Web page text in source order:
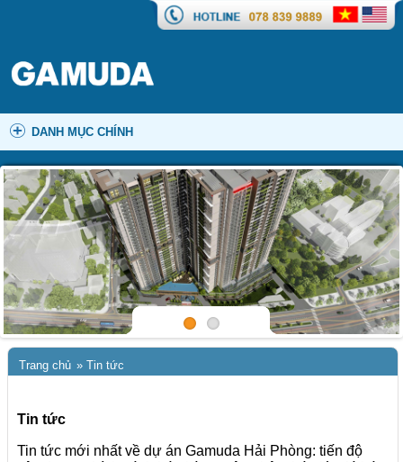
DANH MỤC CHÍNH
Trang chủ » Tin tức
Tin tức
Tin tức mới nhất về dự án Gamuda Hải Phòng: tiến độ